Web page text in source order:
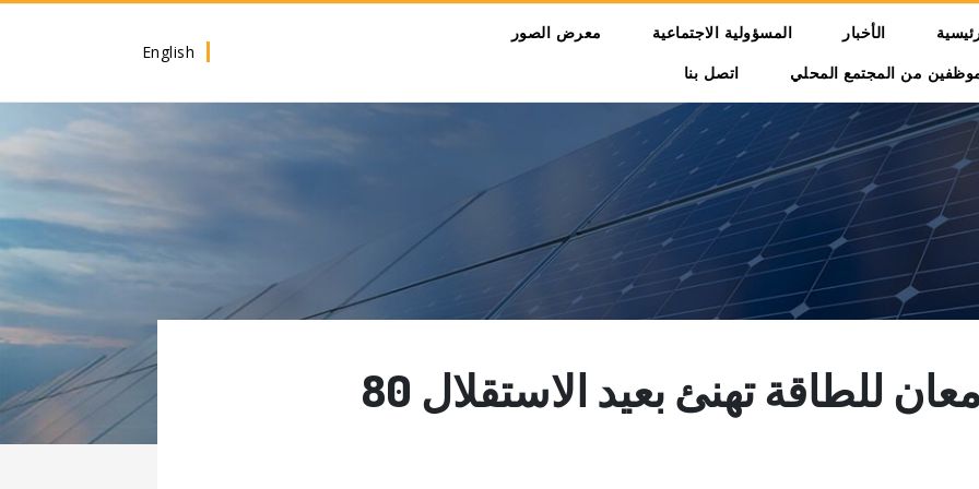
Main
الأخبار المسؤولية الاجتماعية
معرض الصور
من المجتمع المحلي
اتصل بنا
English
للطاقة تهنئ بعيد الاستقلال 80